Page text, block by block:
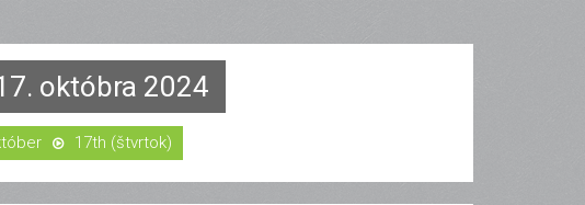
októbra 2024
17th (štvrtok)